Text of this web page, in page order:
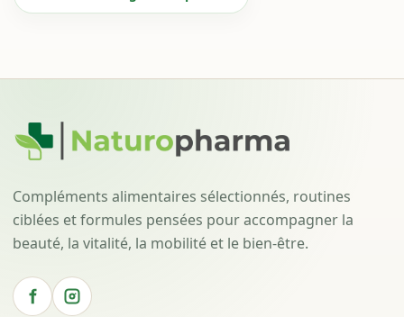
Compléments alimentaires sélectionnés, routines
ciblées et formules pensées pour accompagner la
beauté, la vitalité, la mobilité et le bien-être.